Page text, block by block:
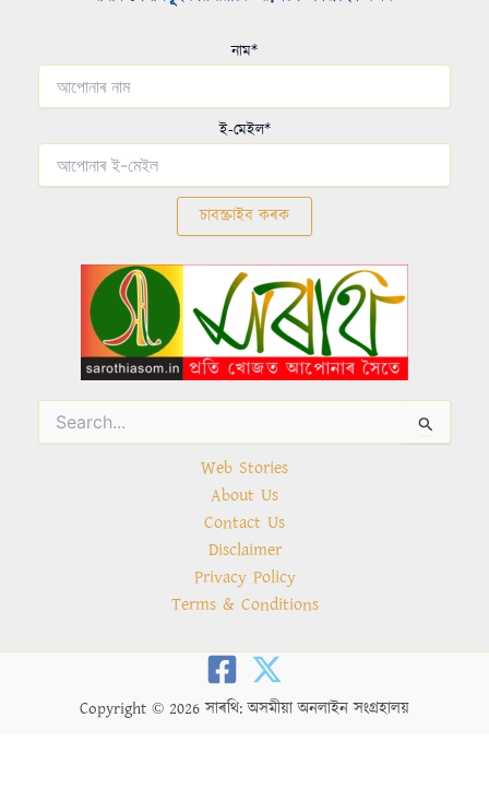
নাম*
ই-মেইল*
Search
for:
Web Stories
About Us
Contact Us
Disclaimer
Privacy Policy
Terms & Conditions
Copyright © 2026 সাৰথি: অসমীয়া অনলাইন সংগ্ৰহালয়